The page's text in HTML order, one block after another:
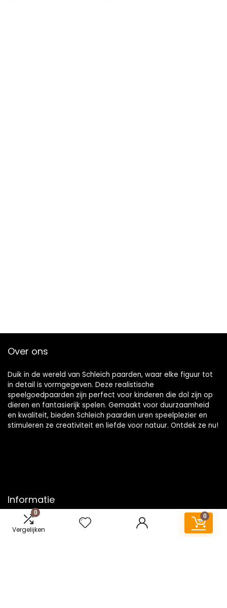
0
Vergelijken
0
Over ons
Duik in de wereld van Schleich paarden, waar elke figuur tot
in detail is vormgegeven. Deze realistische
speelgoedpaarden zijn perfect voor kinderen die dol zijn op
dieren en fantasierijk spelen. Gemaakt voor duurzaamheid
en kwaliteit, bieden Schleich paarden uren speelplezier en
stimuleren ze creativiteit en liefde voor natuur. Ontdek ze nu!
Informatie
Contact